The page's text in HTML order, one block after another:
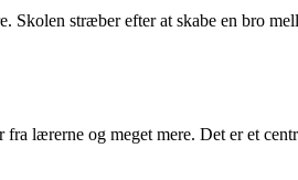
stræber efter at skabe en bro
lærerne og meget mere. Det er et